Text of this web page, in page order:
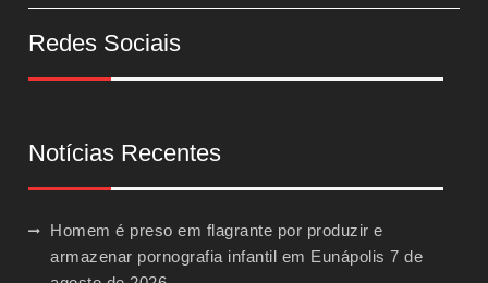
Redes Sociais
Notícias Recentes
Homem é preso em flagrante por produzir e
armazenar pornografia infantil em Eunápolis 7 de